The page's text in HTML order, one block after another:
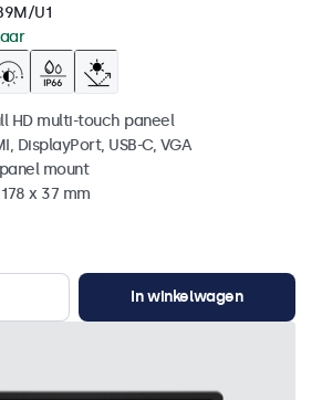
U1
HD multi-touch paneel
DisplayPort, USB-C, VGA
mount
x 37 mm
In winkelwagen